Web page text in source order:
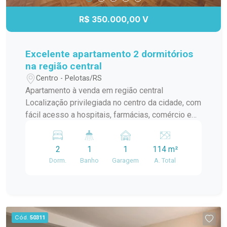
R$ 350.000,00 V
Excelente apartamento 2 dormitórios
na região central
Centro - Pelotas/RS
Apartamento à venda em região central
Localização privilegiada no centro da cidade, com
fácil acesso a hospitais, farmácias, comércio e
para seu conforto e bem-estar. Banheiro social
mobiliado, com acabamentos de qualidade.
Cozinha com móveis sob medida. Espaço de
2
Dorm.
1
Banho
1
Garagem
114 m²
A. Total
Cód. 50311